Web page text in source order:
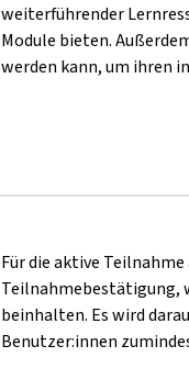
weiterführender
Module bieten.
werden kann, um ihren
Für die aktive
Teilnahmebestätigung,
beinhalten. Es wird
Benutzer:innen